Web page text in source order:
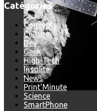
Catégories
Concepts
Culture
Dev
Geek
High-Tech
Insolite
News
Print'Minute
Science
SmartPhone